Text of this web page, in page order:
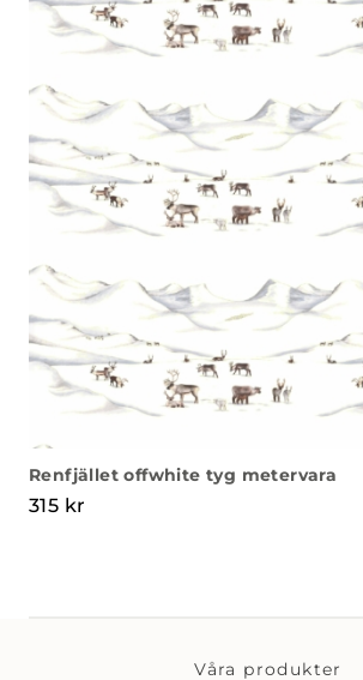
Renfjället offwhite tyg metervara
315 kr
Våra produkter